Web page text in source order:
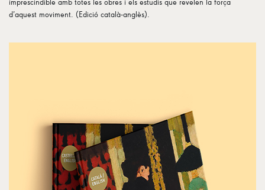
imprescindible amb totes les obres i els estudis que revelen la força
d’aquest moviment. (Edició català-anglès).